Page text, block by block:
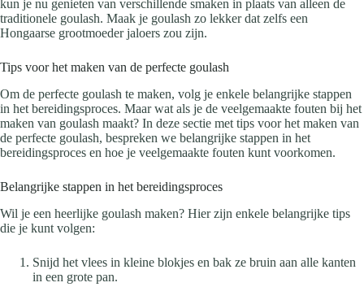
kun je nu genieten van verschillende smaken in plaats van alleen de
traditionele goulash. Maak je goulash zo lekker dat zelfs een
Hongaarse grootmoeder jaloers zou zijn.
Tips voor het maken van de perfecte goulash
Om de perfecte goulash te maken, volg je enkele belangrijke stappen
in het bereidingsproces. Maar wat als je de veelgemaakte fouten bij het
maken van goulash maakt? In deze sectie met tips voor het maken van
de perfecte goulash, bespreken we belangrijke stappen in het
bereidingsproces en hoe je veelgemaakte fouten kunt voorkomen.
Belangrijke stappen in het bereidingsproces
Wil je een heerlijke goulash maken? Hier zijn enkele belangrijke tips
die je kunt volgen:
Snijd het vlees in kleine blokjes en bak ze bruin aan alle kanten
in een grote pan.